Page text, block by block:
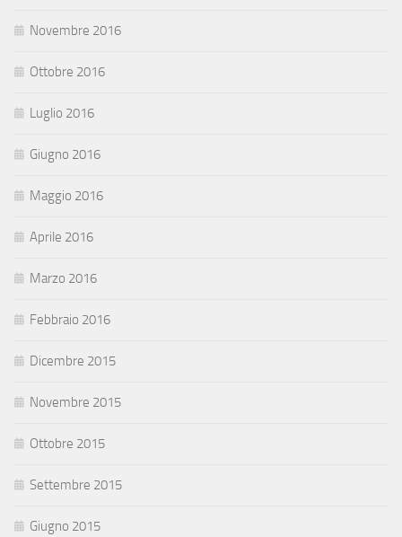
Novembre 2016
Ottobre 2016
Luglio 2016
Giugno 2016
Maggio 2016
Aprile 2016
Marzo 2016
Febbraio 2016
Dicembre 2015
Novembre 2015
Ottobre 2015
Settembre 2015
Giugno 2015